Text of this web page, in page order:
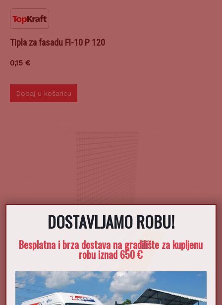
Tipla za fasadu FI-10 P 120
0,15 €
Dodaj u košaricu
DOSTAVLJAMO ROBU!
Besplatna i brza dostava na gradilište za kupljenu
robu iznad 650 €